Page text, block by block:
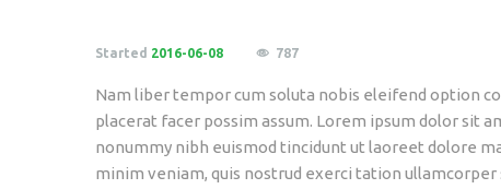
Started 2016-06-08 787
Nam liber tempor cum soluta nobis eleifend option
placerat facer possim assum. Lorem ipsum dolor sit
nonummy nibh euismod tincidunt ut laoreet dolore
minim veniam, quis nostrud exerci tation